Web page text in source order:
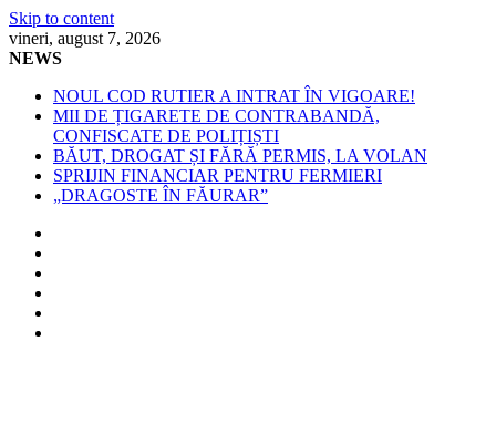
Skip to content
vineri, august 7, 2026
NEWS
NOUL COD RUTIER A INTRAT ÎN VIGOARE!
MII DE ȚIGARETE DE CONTRABANDĂ,
CONFISCATE DE POLIȚIȘTI
BĂUT, DROGAT ȘI FĂRĂ PERMIS, LA VOLAN
SPRIJIN FINANCIAR PENTRU FERMIERI
„DRAGOSTE ÎN FĂURAR”